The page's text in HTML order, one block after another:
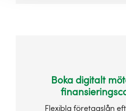
Boka digitalt
Flexibla företagslån